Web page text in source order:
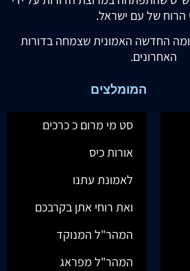
הרוח של עם ישראל.
החדשה האמונית שצמחה בדורות
האחרונים.
המומלצים
סט מי מרום כ כרכים
אורות כיס
לאמונת עתנו
ואת רוחי אתן בקרבכם
המהר"ל המנוקד
המהר"ל מפראג